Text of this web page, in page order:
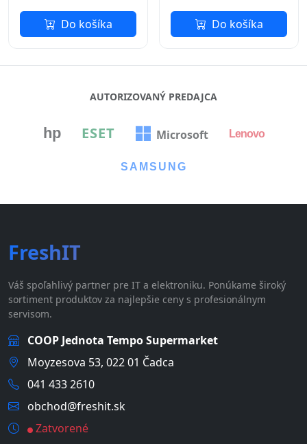
Do košíka Do košíka
AUTORIZOVANÝ PREDAJCA
hp ESET Microsoft Lenovo
SAMSUNG
FreshIT
Váš spoľahlivý partner pre IT a elektroniku. Ponúkame široký
sortiment produktov za najlepšie ceny s profesionálnym
servisom.
COOP Jednota Tempo Supermarket
Moyzesova 53, 022 01 Čadca
041 433 2610
obchod@freshit.sk
Zatvorené